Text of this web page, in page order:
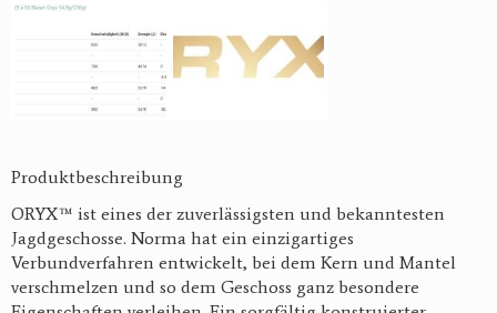
Produktbeschreibung
ORYX™ ist eines der zuverlässigsten und bekanntesten
Jagdgeschosse. Norma hat ein einzigartiges
Verbundverfahren entwickelt, bei dem Kern und Mantel
verschmelzen und so dem Geschoss ganz besondere